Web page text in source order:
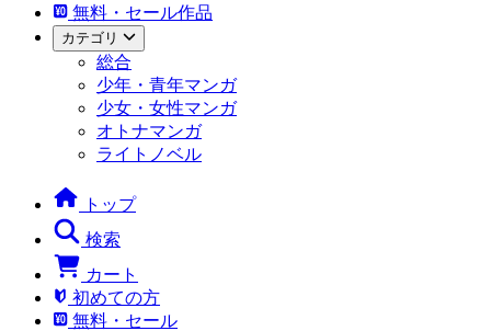
無料・セール作品
カテゴリ
総合
少年・青年マンガ
少女・女性マンガ
オトナマンガ
ライトノベル
トップ
検索
カート
初めての方
無料・セール